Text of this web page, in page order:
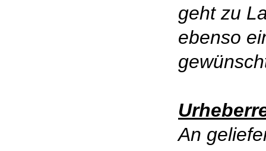
geht zu
ebenso
An